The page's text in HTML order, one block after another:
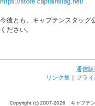
今後とも、キャプテンスタッグ
ください。
通信
リンク集 ｜ プラ
Copyright (c) 2007-2026 キャプテン